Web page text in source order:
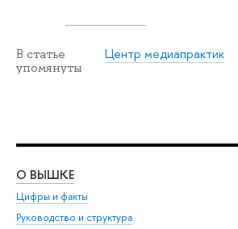
В статье
упомянуты
Центр медиапрактик
О ВЫШКЕ
Цифры и факты
Руководство и структура